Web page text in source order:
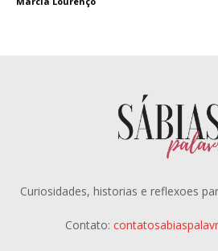
Curiosidades, historias e reflexoes
Contato: